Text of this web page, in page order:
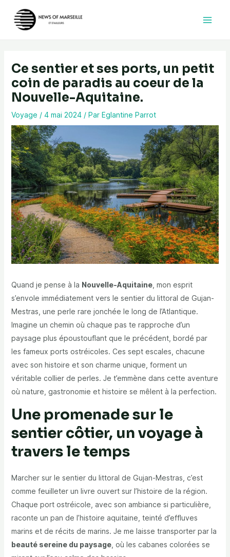
contenu
Ce sentier et ses ports, un petit
coin de paradis au coeur de la
Nouvelle-Aquitaine.
Voyage / 4 mai 2024 / Par Eglantine Parrot
Quand je pense à la Nouvelle-Aquitaine, mon esprit
s’envole immédiatement vers le sentier du littoral de Gujan-
Mestras, une perle rare jonchée le long de l’Atlantique.
Imagine un chemin où chaque pas te rapproche d’un
paysage plus époustouflant que le précédent, bordé par
les fameux ports ostréicoles. Ces sept escales, chacune
avec son histoire et son charme unique, forment un
véritable collier de perles. Je t’emmène dans cette aventure
où nature, gastronomie et histoire se mêlent à la perfection.
Une promenade sur le
sentier côtier, un voyage à
travers le temps
Marcher sur le sentier du littoral de Gujan-Mestras, c’est
comme feuilleter un livre ouvert sur l’histoire de la région.
Chaque port ostréicole, avec son ambiance si particulière,
raconte un pan de l’histoire aquitaine, teinté d’effluves
marins et de récits de marins. Je me laisse transporter par la
beauté sereine du paysage, où les cabanes colorées se